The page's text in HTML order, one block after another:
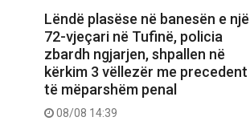
Lëndë plasëse në banesën e një
72-vjeçari në Tufinë, policia
zbardh ngjarjen, shpallen në
kërkim 3 vëllezër me precedent
të mëparshëm penal
08/08 14:39